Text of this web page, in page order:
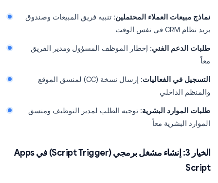
نماذج مبيعات العملاء المحتملين: تنبيه فريق المبيعات وصندوق
بريد نظام CRM في نفس الوقت
طلبات الدعم الفني: إخطار الموظف المسؤول ومدير الفريق
معاً
التسجيل في الفعاليات
: إرسال نسخة (CC) لمنسق الموقع
والمنظم الداخلي
طلبات الموارد البشرية: توجيه الطلب لمدير التوظيف ومنسق
الموارد البشرية معاً
الخيار 3: إنشاء مشغل برمجي (Script Trigger) في Apps
Script